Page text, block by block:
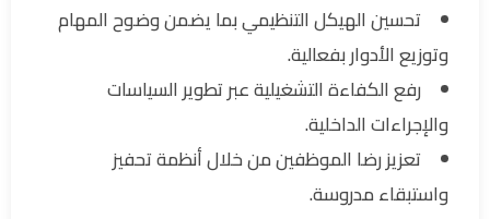
تحسين الهيكل التنظيمي بما يضمن وضوح المهام
وتوزيع الأدوار بفعالية.
رفع الكفاءة التشغيلية عبر تطوير السياسات
والإجراءات الداخلية.
تعزيز رضا الموظفين من خلال أنظمة تحفيز
واستبقاء مدروسة.